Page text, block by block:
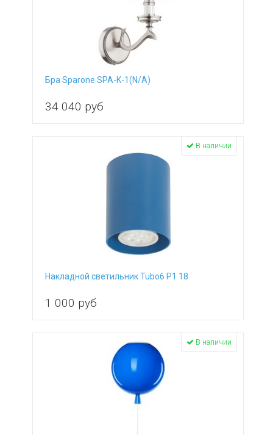
Бра Sparone SPA-K-1(N/A)
34 040 руб
Накладной светильник Tubo6 P1 18
1 000 руб
В наличии
В наличии